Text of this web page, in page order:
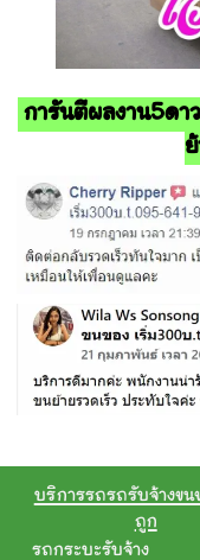
การันตีผลงาน5ดา
บริการรถรถรับจ้างขน
ถูก
รถกระบะรับจ้าง